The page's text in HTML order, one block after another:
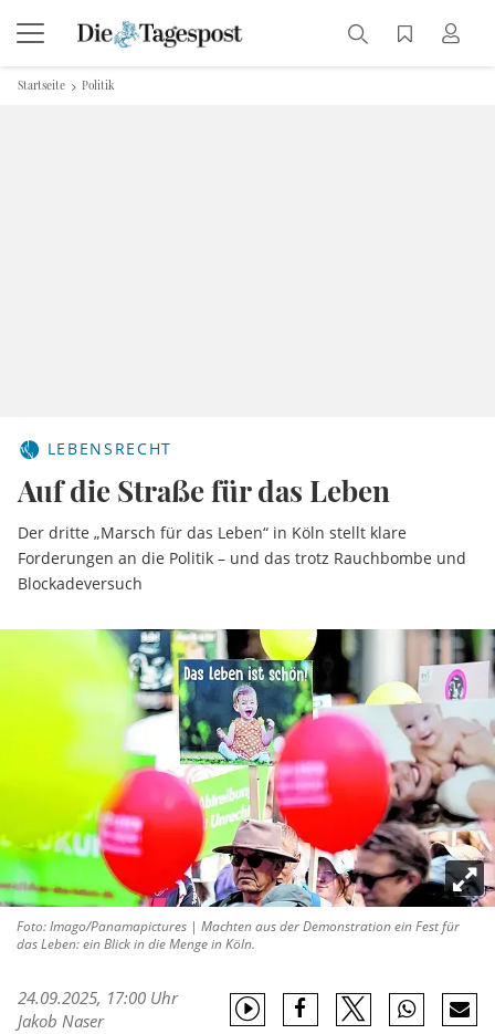
Startseite Politik
LEBENSRECHT
Auf die Straße für das Leben
Der dritte „Marsch für das Leben“ in Köln stellt klare
Forderungen an die Politik – und das trotz Rauchbombe und
Blockadeversuch
Foto: Imago/Panamapictures | Machten aus der Demonstration ein Fest für
das Leben: ein Blick in die Menge in Köln.
24.09.2025, 17:00 Uhr
Jakob Naser